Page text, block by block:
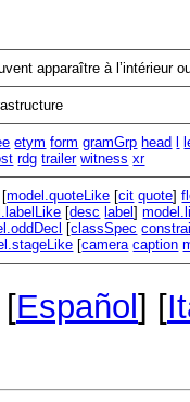
apparaître à l’intérieur
etym form gramGrp head
rdg trailer witness xr
[model.quoteLike [cit quote]
[desc label]
[classSpec
[camera caption
Español] [